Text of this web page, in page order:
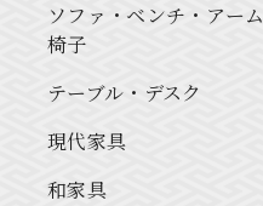
ソファ・ベンチ・アーム
椅子
テーブル・デスク
現代家具
和家具